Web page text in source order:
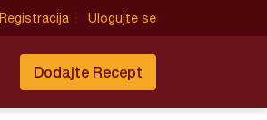
Registracija Ulogujte se
Dodajte Recept